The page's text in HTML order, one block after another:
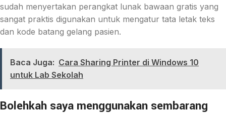
sudah menyertakan perangkat lunak bawaan gratis yang
sangat praktis digunakan untuk mengatur tata letak teks
dan kode batang gelang pasien.
Baca Juga: Cara Sharing Printer di Windows 10
untuk Lab Sekolah
Bolehkah saya menggunakan sembarang